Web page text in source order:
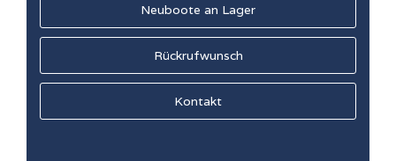
Neuboote an Lager
Rückrufwunsch
Kontakt